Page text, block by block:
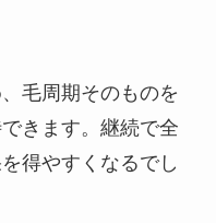
毛周期そのものを
きます。継続で全
得やすくなるでし